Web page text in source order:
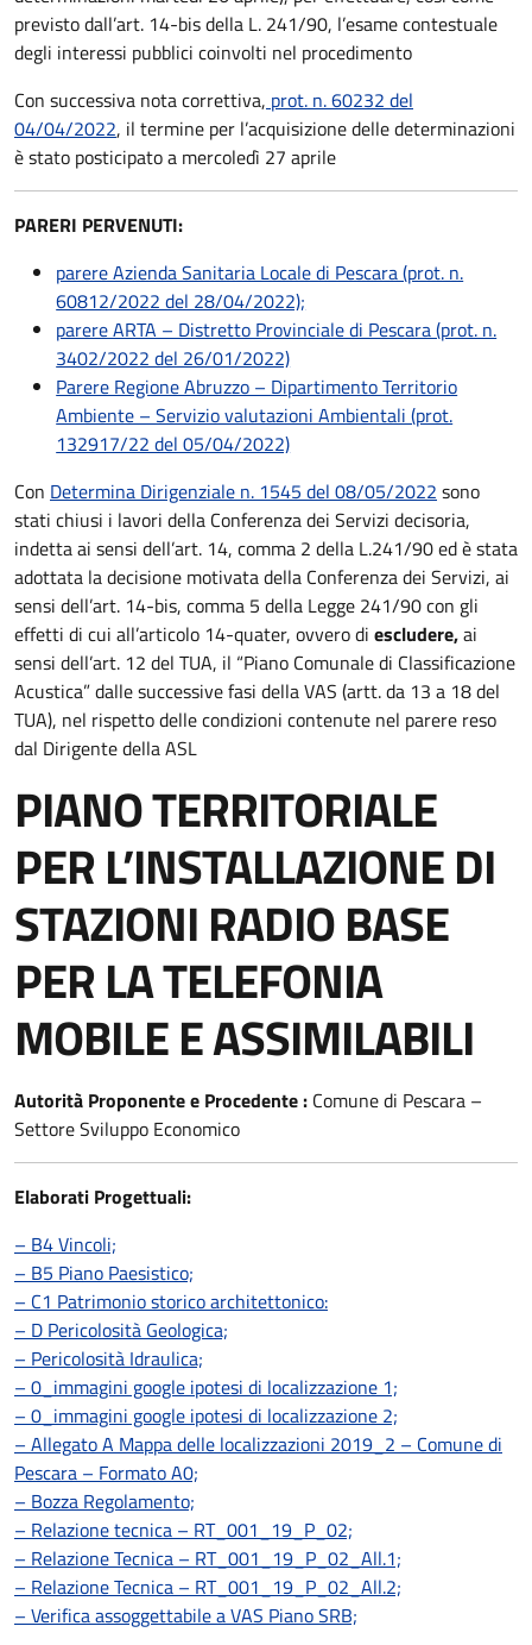
previsto dall’art. 14-bis della L. 241/90, l’esame contestuale
degli interessi pubblici coinvolti nel procedimento
Con successiva nota correttiva, prot. n. 60232 del
04/04/2022, il termine per l’acquisizione delle determinazioni
è stato posticipato a mercoledì 27 aprile
PARERI PERVENUTI:
parere Azienda Sanitaria Locale di Pescara (prot. n.
60812/2022 del 28/04/2022);
parere ARTA – Distretto Provinciale di Pescara (prot. n.
3402/2022 del 26/01/2022)
Parere Regione Abruzzo – Dipartimento Territorio
Ambiente – Servizio valutazioni Ambientali (prot.
132917/22 del 05/04/2022)
Con Determina Dirigenziale n. 1545 del 08/05/2022 sono
stati chiusi i lavori della Conferenza dei Servizi decisoria,
indetta ai sensi dell’art. 14, comma 2 della L.241/90 ed è stata
adottata la decisione motivata della Conferenza dei Servizi, ai
sensi dell’art. 14-bis, comma 5 della Legge 241/90 con gli
effetti di cui all’articolo 14-quater, ovvero di escludere,ai
sensi dell’art. 12 del TUA, il “Piano Comunale di Classificazione
Acustica” dalle successive fasi della VAS (artt. da 13 a 18 del
TUA), nel rispetto delle condizioni contenute nel parere reso
dal Dirigente della ASL
PIANO TERRITORIALE
PER L’INSTALLAZIONE DI
STAZIONI RADIO BASE
PER LA TELEFONIA
MOBILE E ASSIMILABILI
Autorità Proponente e Procedente : Comune di Pescara –
Settore Sviluppo Economico
Elaborati Progettuali:
– B4 Vincoli;
– B5 Piano Paesistico;
– C1 Patrimonio storico architettonico:
– D Pericolosità Geologica;
– Pericolosità Idraulica;
– 0_immagini google ipotesi di localizzazione 1;
– 0_immagini google ipotesi di localizzazione 2;
– Allegato A Mappa delle localizzazioni 2019_2 – Comune di
Pescara – Formato A0;
– Bozza Regolamento;
– Relazione tecnica – RT_001_19_P_02;
– Relazione Tecnica – RT_001_19_P_02_All.1;
– Relazione Tecnica – RT_001_19_P_02_All.2;
– Verifica assoggettabile a VAS Piano SRB;